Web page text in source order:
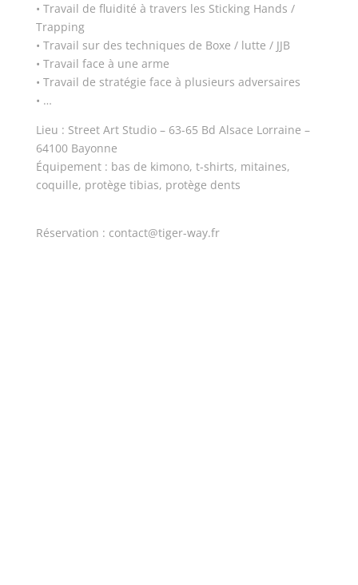
• Travail de fluidité à travers les Sticking Hands /
Trapping
• Travail sur des techniques de Boxe / lutte / JJB
• Travail face à une arme
• Travail de stratégie face à plusieurs adversaires
• …
Lieu : Street Art Studio – 63-65 Bd Alsace Lorraine –
64100 Bayonne
Équipement : bas de kimono, t-shirts, mitaines,
coquille, protège tibias, protège dents
Réservation : contact@tiger-way.fr